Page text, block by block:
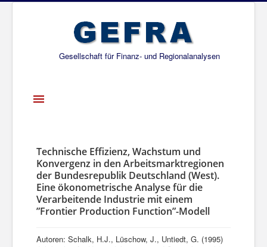
Gesellschaft für Finanz- und Regionalanalysen
Toggle
Über uns
Projekte
Publikationen
Gesellschafter
Technische Effizienz, Wachstum und
Konvergenz in den Arbeitsmarktregionen
der Bundesrepublik Deutschland (West).
Eine ökonometrische Analyse für die
Verarbeitende Industrie mit einem
”Frontier Production Function”-Modell
Autoren: Schalk, H.J., Lüschow, J., Untiedt, G. (1995)